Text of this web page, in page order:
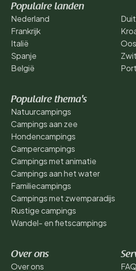
Populaire landen
Nederland
Frankrijk
Italië
Spanje
België
Populaire thema's
Natuurcampings
Campings aan zee
Hondencampings
Campercampings
Campings met animatie
Campings aan het water
Familiecampings
Campings met zwemparadijs
Rustige campings
Wandel- en fietscampings
Over ons
Over ons FAQ